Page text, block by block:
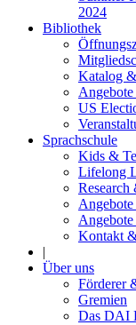
2024
Bibliothek
Katalog
US
Sprachschule
Kids &
Lifelong
Kontakt
|
Über uns
Förderer
Gremien
Das DAI